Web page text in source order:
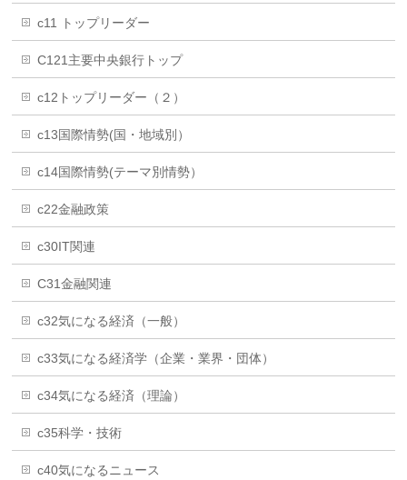
c11 トップリーダー
C121主要中央銀行トップ
c12トップリーダー（２）
c13国際情勢(国・地域別）
c14国際情勢(テーマ別情勢）
c22金融政策
c30IT関連
C31金融関連
c32気になる経済（一般）
c33気になる経済学（企業・業界・団体）
c34気になる経済（理論）
c35科学・技術
c40気になるニュース